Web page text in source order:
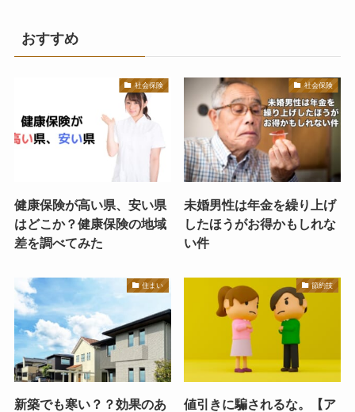
おすすめ
社会保険
健康保険が高い県、安い県
はどこか？健康保険の地域
差を調べてみた
社会保険
未婚男性は年金を繰り上げ
したほうがお得かもしれな
い件
住まい
新築でも寒い？？効果のあ
節約技
値引きに騙されるな。【ア